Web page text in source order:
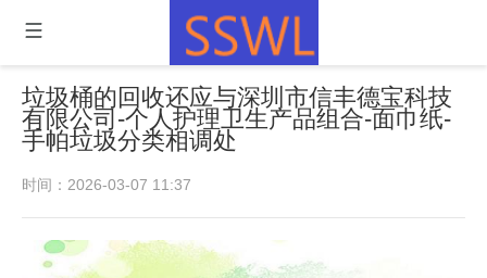
垃圾桶的回收还应与深圳市信丰德宝科技
有限公司-个人护理卫生产品组合-面巾纸-
手帕垃圾分类相调处
时间：2026-03-07 11:37